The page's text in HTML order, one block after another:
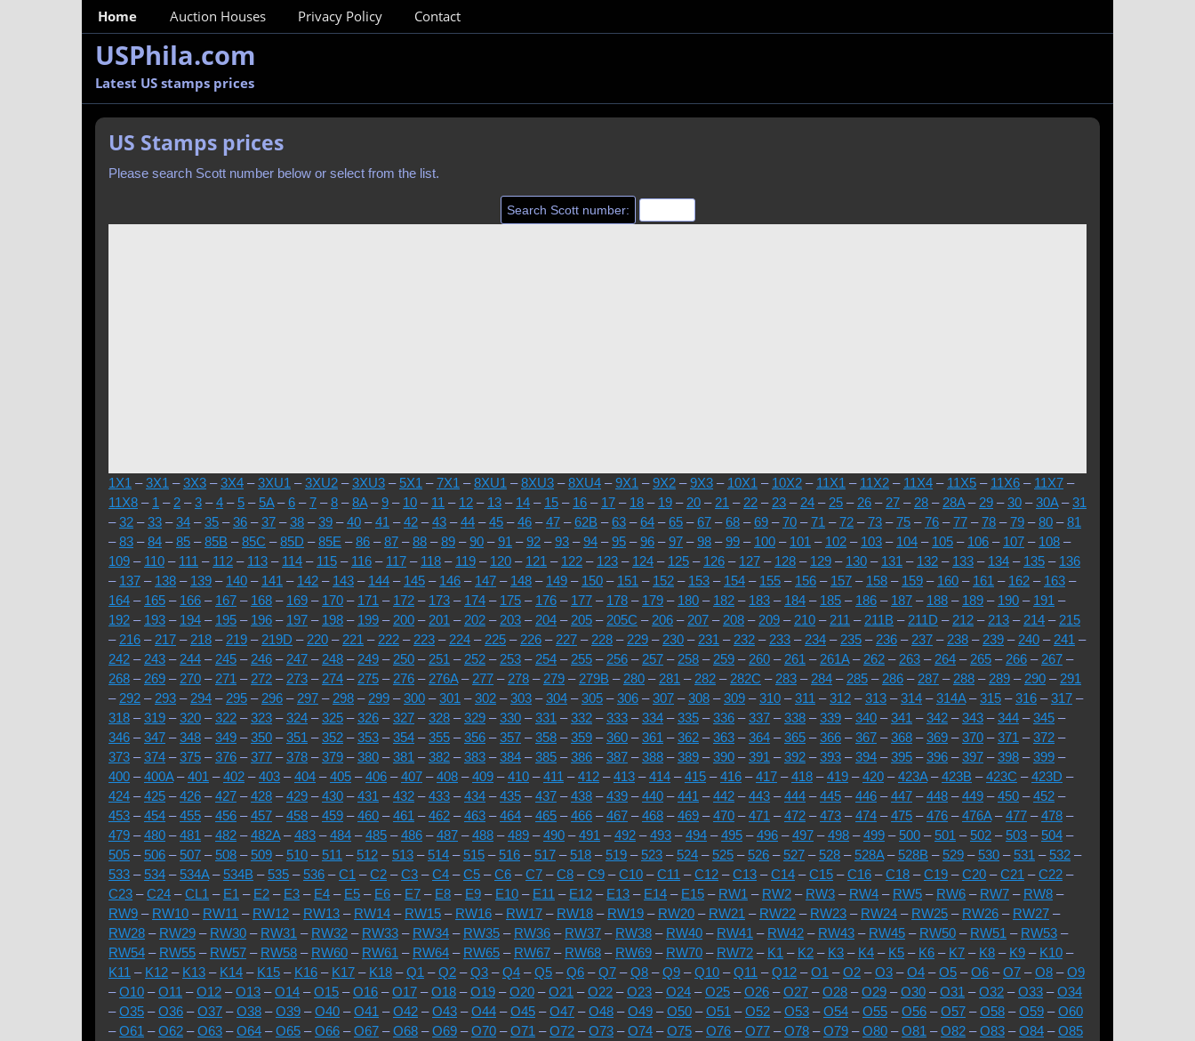
MainMenu
Home Auction Houses Privacy Policy Contact
USPhila.com
Latest US stamps prices
US Stamps prices
Please search Scott number below or select from the list.
1X1 –3X1 –3X3 –3X4 –3XU1 –3XU2 –3XU3 – 5X1 –7X1 –8XU1 –8XU3 –8XU4 –9X1 –9X2 –9X3 – 10X1 – 10X2 – 11X1 – 11X2 – 11X4 – 11X5 – 11X6 – 11X7 –
11X8 – 1 – 2 –3 –4 – 5 – 5A–6 –7 –8 –8A–9 – 10 – 11 – 12 – 13 – 14 – 15 – 16 – 17 – 18 – 19 – 20 – 21 – 22 – 23 – 24 – 25 – 26 – 27 – 28 – 28A– 29 –30 –30A–31
–32 –33 –34 –35 –36 –37 –38 –39 –40 –41 –42 –43 –44 –45 –46 –47 –62B –63 –64 –65 –67 –68 –69 –70 –71 –72 –73 –75 –76 –77 –78 –79 –80 –81
–83 –84 –85 –85B –85C –85D –85E –86 –87 –88 –89 –90 –91 –92 –93 –94 –95 –96 –97 –98 –99 – 100 – 101 – 102 – 103 – 104 – 105 – 106 – 107 – 108 –
109 – 110 – 111 – 112 – 113 – 114 – 115 – 116 – 117 – 118 – 119 – 120 – 121 – 122 – 123 – 124 – 125 – 126 – 127 – 128 – 129 – 130 – 131 – 132 – 133 – 134 – 135 – 136
– 137 – 138 – 139 – 140 – 141 – 142 – 143 – 144 – 145 – 146 – 147 – 148 – 149 – 150 – 151 – 152 – 153 – 154 – 155 – 156 – 157 – 158 – 159 – 160 – 161 – 162 – 163 –
164 – 165 – 166 – 167 – 168 – 169 – 170 – 171 – 172 – 173 – 174 – 175 – 176 – 177 – 178 – 179 – 180 – 182 – 183 – 184 – 185 – 186 – 187 – 188 – 189 – 190 – 191 –
192 – 193 – 194 – 195 – 196 – 197 – 198 – 199 – 200 – 201 – 202 – 203 – 204 – 205 – 205C – 206 – 207 – 208 – 209 – 210 – 211 – 211B – 211D – 212 – 213 – 214 – 215
– 216 – 217 – 218 – 219 – 219D – 220 – 221 – 222 – 223 – 224 – 225 – 226 – 227 – 228 – 229 – 230 – 231 – 232 – 233 – 234 – 235 – 236 – 237 – 238 – 239 – 240 – 241 –
242 – 243 – 244 – 245 – 246 – 247 – 248 – 249 – 250 – 251 – 252 – 253 – 254 – 255 – 256 – 257 – 258 – 259 – 260 – 261 – 261A– 262 – 263 – 264 – 265 – 266 – 267 –
268 – 269 – 270 – 271 – 272 – 273 – 274 – 275 – 276 – 276A– 277 – 278 – 279 – 279B – 280 – 281 – 282 – 282C – 283 – 284 – 285 – 286 – 287 – 288 – 289 – 290 – 291
– 292 – 293 – 294 – 295 – 296 – 297 – 298 – 299 –300 –301 –302 –303 –304 –305 –306 –307 –308 –309 –310 –311 –312 –313 –314 –314A–315 –316 –317 –
318 –319 –320 –322 –323 –324 –325 –326 –327 –328 –329 –330 –331 –332 –333 –334 –335 –336 –337 –338 –339 –340 –341 –342 –343 –344 –345 –
346 –347 –348 –349 –350 –351 –352 –353 –354 –355 –356 –357 –358 –359 –360 –361 –362 –363 –364 –365 –366 –367 –368 –369 –370 –371 –372 –
373 –374 –375 –376 –377 –378 –379 –380 –381 –382 –383 –384 –385 –386 –387 –388 –389 –390 –391 –392 –393 –394 –395 –396 –397 –398 –399 –
400 –400A–401 –402 –403 –404 –405 –406 –407 –408 –409 –410 –411 –412 –413 –414 –415 –416 –417 –418 –419 –420 –423A–423B –423C –423D –
424 –425 –426 –427 –428 –429 –430 –431 –432 –433 –434 –435 –437 –438 –439 –440 –441 –442 –443 –444 –445 –446 –447 –448 –449 –450 –452 –
453 –454 –455 –456 –457 –458 –459 –460 –461 –462 –463 –464 –465 –466 –467 –468 –469 –470 –471 –472 –473 –474 –475 –476 –476A–477 –478 –
479 –480 –481 –482 –482A–483 –484 –485 –486 –487 –488 –489 –490 –491 –492 –493 –494 –495 –496 –497 –498 –499 – 500 – 501 – 502 – 503 – 504 –
505 – 506 – 507 – 508 – 509 – 510 – 511 – 512 – 513 – 514 – 515 – 516 – 517 – 518 – 519 – 523 – 524 – 525 – 526 – 527 – 528 – 528A– 528B – 529 – 530 – 531 – 532 –
533 – 534 – 534A– 534B – 535 – 536 –C1 –C2 –C3 –C4 –C5 –C6 –C7 –C8 –C9 –C10 –C11 –C12 –C13 –C14 –C15 –C16 –C18 –C19 –C20 –C21 –C22 –
C23 –C24 –CL1 – E1 – E2 – E3 – E4 – E5 – E6 – E7 – E8 – E9 – E10 – E11 – E12 – E13 – E14 – E15 – RW1 – RW2 – RW3 – RW4 – RW5 – RW6 – RW7 – RW8 –
RW9 – RW10 – RW11 – RW12 – RW13 – RW14 – RW15 – RW16 – RW17 – RW18 – RW19 – RW20 – RW21 – RW22 – RW23 – RW24 – RW25 – RW26 – RW27 –
RW28 – RW29 – RW30 – RW31 – RW32 – RW33 – RW34 – RW35 – RW36 – RW37 – RW38 – RW40 – RW41 – RW42 – RW43 – RW45 – RW50 – RW51 – RW53 –
RW54 – RW55 – RW57 – RW58 – RW60 – RW61 – RW64 – RW65 – RW67 – RW68 – RW69 – RW70 – RW72 – K1 – K2 – K3 – K4 – K5 – K6 – K7 – K8 – K9 – K10 –
K11 – K12 – K13 – K14 – K15 – K16 – K17 – K18 –Q1 –Q2 –Q3 –Q4 –Q5 –Q6 –Q7 –Q8 –Q9 –Q10 –Q11 –Q12 –O1 –O2 –O3 –O4 –O5 –O6 –O7 –O8 –O9
–O10 –O11 –O12 –O13 –O14 –O15 –O16 –O17 –O18 –O19 –O20 –O21 –O22 –O23 –O24 –O25 –O26 –O27 –O28 –O29 –O30 –O31 –O32 –O33 –O34
–O35 –O36 –O37 –O38 –O39 –O40 –O41 –O42 –O43 –O44 –O45 –O47 –O48 –O49 –O50 –O51 –O52 –O53 –O54 –O55 –O56 –O57 –O58 –O59 –O60
–O61 –O62 –O63 –O64 –O65 –O66 –O67 –O68 –O69 –O70 –O71 –O72 –O73 –O74 –O75 –O76 –O77 –O78 –O79 –O80 –O81 –O82 –O83 –O84 –O85